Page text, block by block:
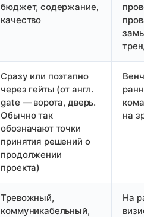
бюджет, содержание,
качество
Сразу или поэтапно
через гейты (от англ.
gate — ворота, дверь.
Обычно так
обозначают точки
принятия решений о
продолжении
проекта)
на
Тревожный,
коммуникабельный,
На